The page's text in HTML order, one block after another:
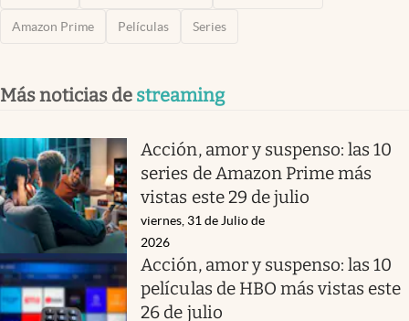
Amazon Prime Películas Series
Más noticias de streaming
Acción, amor y suspenso: las 10
series de Amazon Prime más
vistas este 29 de julio
viernes, 31 de Julio de
2026
Acción, amor y suspenso: las 10
películas de HBO más vistas este
26 de julio